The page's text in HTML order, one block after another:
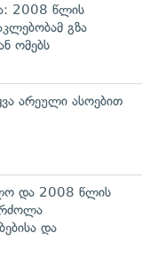
2008 წლის
გზა
ომებს
არეული ასოებით
და 2008 წლის
და